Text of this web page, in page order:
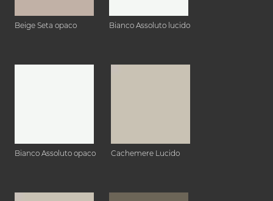
Beige Seta opaco Bianco Assoluto lucido
Bianco Assoluto opaco Cachemere Lucido